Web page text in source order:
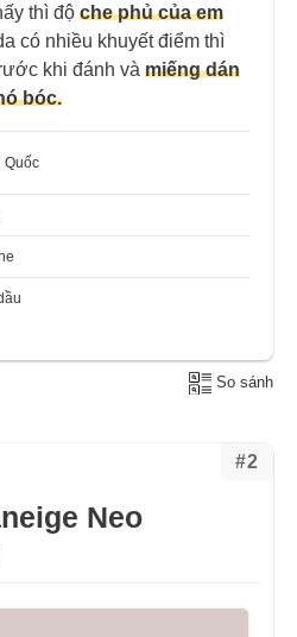
thì độ che phủ của em
a có nhiều khuyết điểm thì
khi đánh và miếng dán
bóc.
Quốc
So sánh
#2
Neo